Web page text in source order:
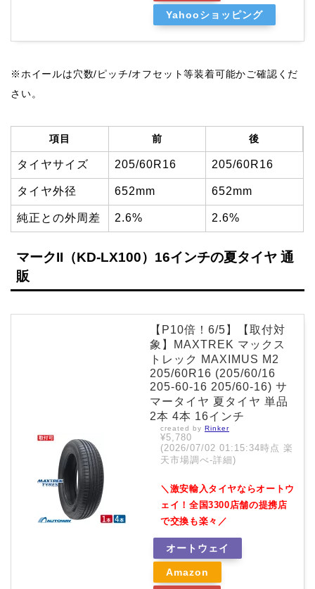
Yahooショッピング
※ホイールは穴数/ピッチ/オフセット等装着可能かご確認くだ
さい。
項目 前 後
タイヤサイズ 205/60R16 205/60R16
タイヤ外径 652mm 652mm
純正との外周差 2.6% 2.6%
マークII（KD-LX100）16インチの夏タイヤ 通
販
【P10倍！6/5】【取付対
象】MAXTREK マックス
トレック MAXIMUS M2
205/60R16 (205/60/16
205-60-16 205/60-16) サ
マータイヤ 夏タイヤ 単品
2本 4本 16インチ
created by Rinker
¥5,780
(2026/07/02 01:15:34時点 楽
天市場調べ-詳細)
＼激安輸入タイヤならオートウ
ェイ！全国3300店舗の提携店
で交換も楽々／
オートウェイ
Amazon